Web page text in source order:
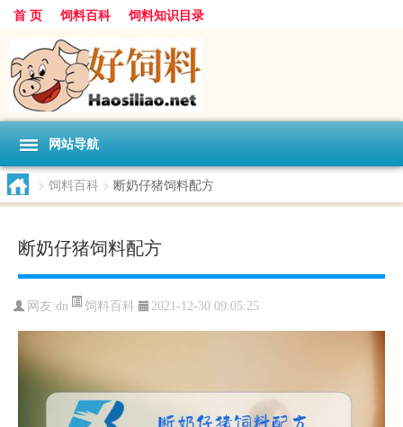
首 页 饲料百科 饲料知识目录
网站导航
> 饲料百科 > 断奶仔猪饲料配方
断奶仔猪饲料配方
网友:dn 饲料百科 2021-12-30 09:05:25